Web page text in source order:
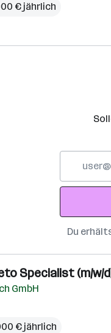
€ jährlich
Adresse
Du
Specialist (m/w/
GmbH
€ jährlich